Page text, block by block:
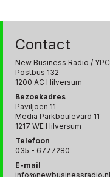
Contact
New Business Radio /
Postbus 132
1200 AC Hilversum
Bezoekadres
Paviljoen 11
Media Parkboulevard 11
1217 WE Hilversum
Telefoon
035 - 6777280
E-mail
info@newbusinessradio.nl